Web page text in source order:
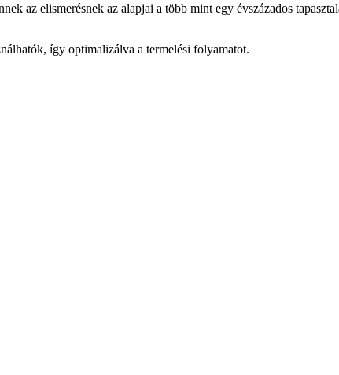
az elismerésnek az alapjai a több mint egy évszázados
így optimalizálva a termelési folyamatot.